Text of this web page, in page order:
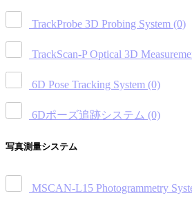
TrackProbe 3D Probing System (0)
TrackScan-P Optical 3D
6D Pose Tracking System (0)
6Dポーズ追跡システム (0)
写真測量システム
MSCAN-L15 Photogrammetry